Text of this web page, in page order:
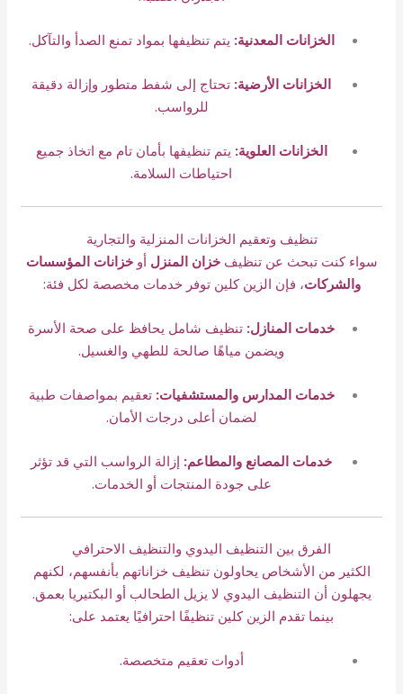
الخزانات المعدنية: يتم تنظيفها بمواد تمنع الصدأ والتآكل.
الخزانات الأرضية: تحتاج إلى شفط متطور وإزالة دقيقة
للرواسب.
الخزانات العلوية: يتم تنظيفها بأمان تام مع اتخاذ جميع
احتياطات السلامة.
تنظيف وتعقيم الخزانات المنزلية والتجارية
سواء كنت تبحث عن تنظيفخزان المنزل أوخزانات المؤسسات
والشركات، فإن الزين كلين توفر خدمات مخصصة لكل فئة:
خدمات المنازل: تنظيف شامل يحافظ على صحة الأسرة
ويضمن مياهًا صالحة للطهي والغسيل.
خدمات المدارس والمستشفيات: تعقيم بمواصفات طبية
لضمان أعلى درجات الأمان.
خدمات المصانع والمطاعم: إزالة الرواسب التي قد تؤثر
على جودة المنتجات أو الخدمات.
الفرق بين التنظيف اليدوي والتنظيف الاحترافي
الكثير من الأشخاص يحاولون تنظيف خزاناتهم بأنفسهم، لكنهم
يجهلون أن التنظيف اليدوي لا يزيل الطحالب أو البكتيريا بعمق.
بينما تقدم الزين كلين تنظيفًا احترافيًا يعتمد على:
أدوات تعقيم متخصصة.